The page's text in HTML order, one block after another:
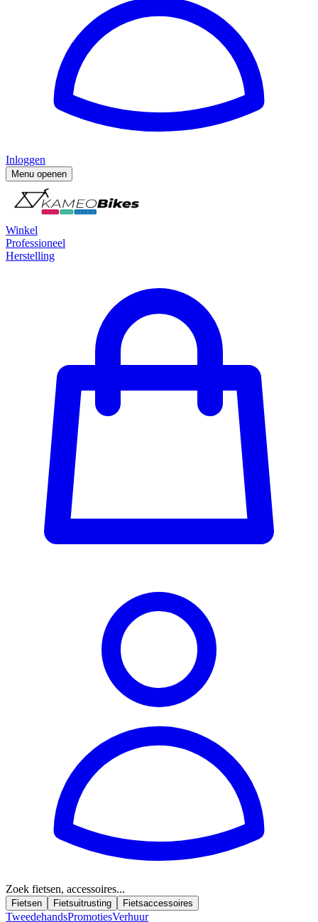
Inloggen
Menu openen
Winkel
Professioneel
Herstelling
Zoek fietsen, accessoires...
Fietsen Fietsuitrusting Fietsaccessoires
TweedehandsPromotiesVerhuur